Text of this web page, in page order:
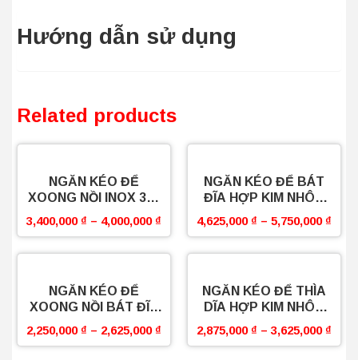
Hướng dẫn sử dụng
Related products
NGĂN KÉO ĐỂ
XOONG NỒI INOX 304
SỢI OVAL BOSSEU
3,400,000 ₫ – 4,000,000 ₫
NGĂN KÉO ĐỂ BÁT
ĐĨA HỢP KIM NHÔM
BOSSEU
4,625,000 ₫ – 5,750,000 ₫
NGĂN KÉO ĐỂ
XOONG NỒI BÁT ĐĨA
INOX MẠ CROM SỢI
FLAT
2,250,000 ₫ – 2,625,000 ₫
NGĂN KÉO ĐỂ THÌA
DĨA HỢP KIM NHÔM
BOSSEU
2,875,000 ₫ – 3,625,000 ₫